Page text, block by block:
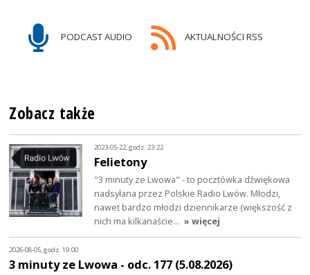
PODCAST AUDIO AKTUALNOŚCI RSS
Zobacz także
2023-05-22, godz. 23:22
Felietony
"3 minuty ze Lwowa" - to pocztówka dźwiękowa
nadsyłana przez Polskie Radio Lwów. Młodzi,
nawet bardzo młodzi dziennikarze (większość z
nich ma kilkanaście… » więcej
2026-08-05, godz. 19:00
3 minuty ze Lwowa - odc. 177 (5.08.2026)